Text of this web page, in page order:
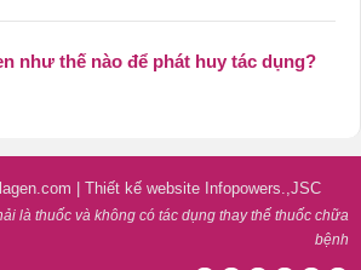
như thế nào để phát huy tác dụng?
Thiết kế website Infopowers.,JSC
là thuốc và không có tác dụng thay thế thuốc chữa
bệnh